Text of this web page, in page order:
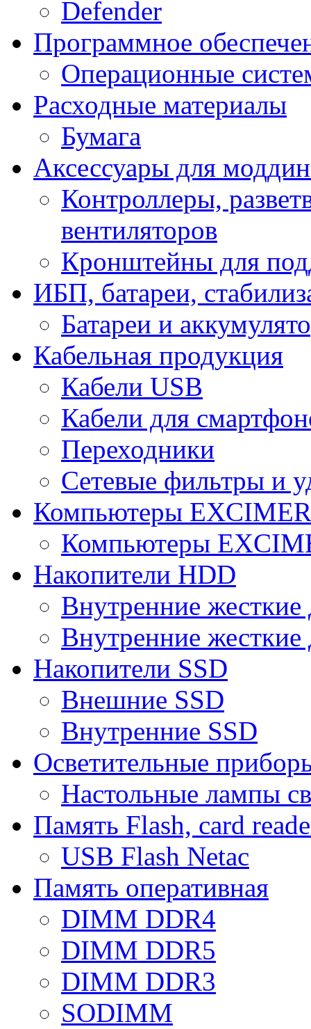
Defender
Программное
Операционные
Расходные материалы
Бумага
Аксессуары для
Контроллеры,
вентиляторов
Кронштейны для
ИБП, батареи,
Батареи и
Кабельная продукция
Кабели USB
Кабели для
Переходники
Сетевые фильтры и
Компьютеры
Компьютеры
Накопители HDD
Внутренние
Внутренние
Накопители SSD
Внешние SSD
Внутренние SSD
Осветительные
Настольные лампы
Память Flash, card
USB Flash Netac
Память оперативная
DIMM DDR4
DIMM DDR5
DIMM DDR3
SODIMM